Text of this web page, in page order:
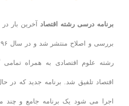
برنامه درسی رشته اقتصاد
رشته علوم اقتصادی به همراه
اقتصاد تلفیق شد. برنامه جدید که در
اجرا می شود یک برنامه جامع و چند